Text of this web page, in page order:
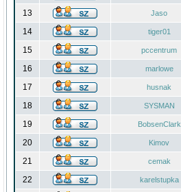
13 Jaso
14 tiger01
15 pccentrum
16 marlowe
17 husnak
18 SYSMAN
19 BobsenClark
20 Kimov
21 cemak
22 karelstupka